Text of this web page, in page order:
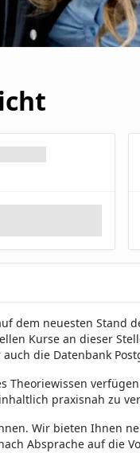
dem neuesten
Kurse an dieser
die Datenbank
praxisnah zu
Wir bieten Ihnen
Absprache auf die